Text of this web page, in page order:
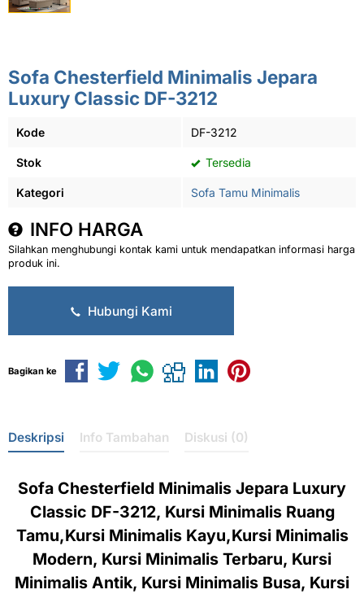
Sofa Chesterfield Minimalis Jepara
Luxury Classic DF-3212
Kode DF-3212
Stok Tersedia
Kategori Sofa Tamu Minimalis
INFO HARGA
Silahkan menghubungi kontak kami untuk mendapatkan informasi harga
produk ini.
Hubungi Kami
Bagikan ke
Deskripsi Info Tambahan Diskusi (0)
Sofa Chesterfield Minimalis Jepara Luxury
Classic DF-3212, Kursi Minimalis Ruang
Tamu,Kursi Minimalis Kayu,Kursi Minimalis
Modern, Kursi Minimalis Terbaru, Kursi
Minimalis Antik, Kursi Minimalis Busa, Kursi